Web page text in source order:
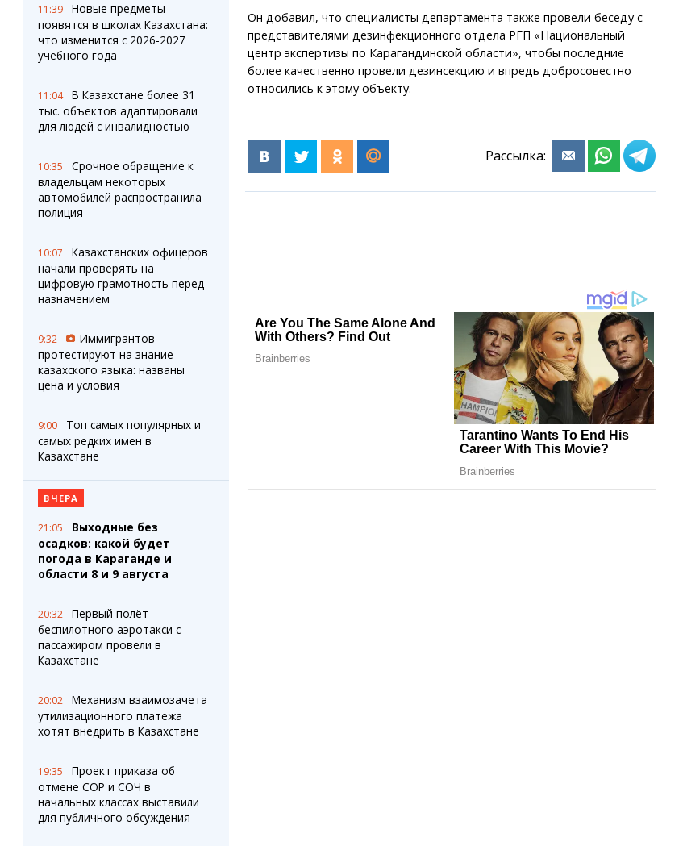
11:39
Новые предметы
появятся в школах Казахстана:
что изменится с 2026-2027
учебного года
11:04
В Казахстане более 31
тыс. объектов адаптировали
для людей с инвалидностью
10:35
Срочное обращение к
владельцам некоторых
автомобилей распространила
полиция
10:07
Казахстанских офицеров
начали проверять на
цифровую грамотность перед
назначением
9:32
Иммигрантов
протестируют на знание
казахского языка: названы
цена и условия
9:00
Топ самых популярных и
самых редких имен в
Казахстане
ВЧЕРА
21:05
Выходные без
осадков: какой будет
погода в Караганде и
области 8 и 9 августа
20:32
Первый полёт
беспилотного аэротакси с
пассажиром провели в
Казахстане
20:02
Механизм взаимозачета
утилизационного платежа
хотят внедрить в Казахстане
19:35
Проект приказа об
отмене СОР и СОЧ в
начальных классах выставили
для публичного обсуждения
Он добавил, что специалисты департамента также провели беседу с
представителями дезинфекционного отдела РГП «Национальный
центр экспертизы по Карагандинской области», чтобы последние
более качественно провели дезинсекцию и впредь добросовестно
относились к этому объекту.
Рассылка: